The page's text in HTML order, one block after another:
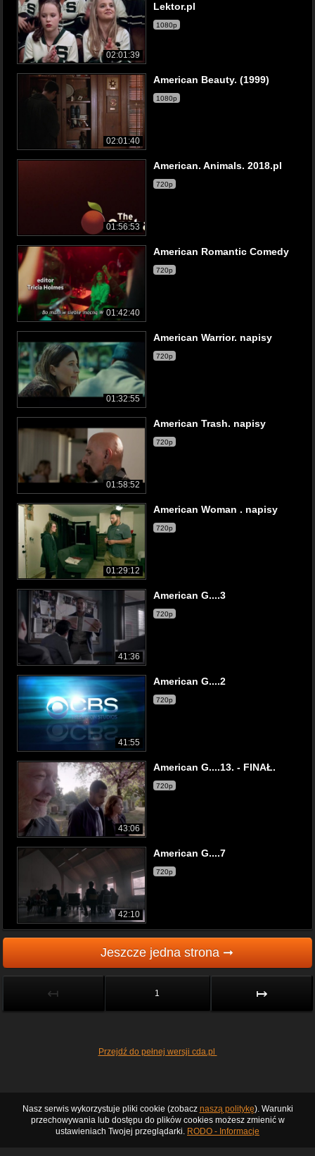
02:01:39
Lektor.pl
1080p
02:01:40
American Beauty. (1999)
1080p
01:56:53
American. Animals. 2018.pl
720p
01:42:40
American Romantic Comedy
720p
01:32:55
American Warrior. napisy
720p
01:58:52
American Trash. napisy
720p
01:29:12
American Woman . napisy
720p
41:36
American G....3
720p
41:55
American G....2
720p
43:06
American G....13. - FINAŁ.
720p
42:10
American G....7
720p
Jeszcze jedna strona ➞
↤ 1 ↦
Przejdź do pełnej wersji cda.pl
Nasz serwis wykorzystuje pliki cookie (zobacz naszą politykę). Warunki
przechowywania lub dostępu do plików cookies możesz zmienić w
ustawieniach Twojej przeglądarki. RODO - Informacje